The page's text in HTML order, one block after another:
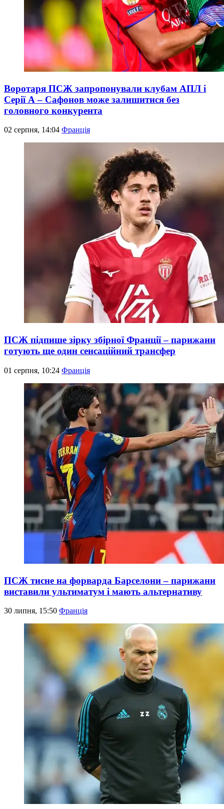
Воротаря ПСЖ запропонували клубам АПЛ і
Серії А – Сафонов може залишитися без
головного конкурента
02 серпня, 14:04 Франція
ПСЖ підпише зірку збірної Франції – парижани
готують ще один сенсаційний трансфер
01 серпня, 10:24 Франція
ПСЖ тисне на форварда Барселони – парижани
виставили ультиматум і мають альтернативу
30 липня, 15:50 Франція